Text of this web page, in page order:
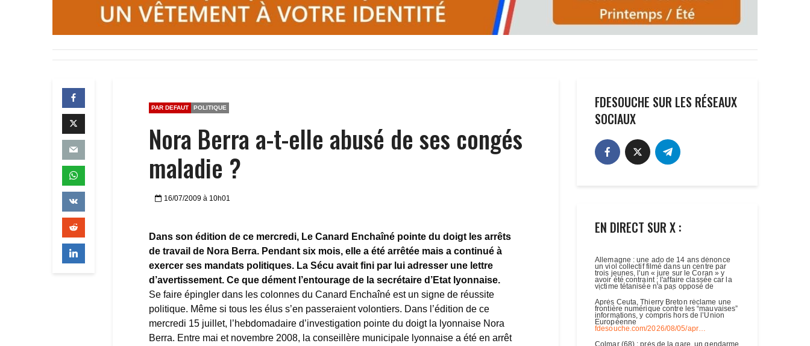
PAR DEFAUT POLITIQUE
Nora Berra a-t-elle abusé de ses congés
maladie ?
16/07/2009 à 10h01
Dans son édition de ce mercredi, Le Canard Enchaîné pointe du doigt les arrêts
de travail de Nora Berra. Pendant six mois, elle a été arrêtée mais a continué à
exercer ses mandats politiques. La Sécu avait fini par lui adresser une lettre
d’avertissement. Ce que dément l’entourage de la secrétaire d’Etat lyonnaise.
Se faire épingler dans les colonnes du Canard Enchaîné est un signe de réussite
politique. Même si tous les élus s’en passeraient volontiers. Dans l’édition de ce
mercredi 15 juillet, l’hebdomadaire d’investigation pointe du doigt la lyonnaise Nora
Berra. Entre mai et novembre 2008, la conseillère municipale lyonnaise a été en arrêt
FDESOUCHE SUR LES RÉSEAUX
SOCIAUX
EN DIRECT SUR X :